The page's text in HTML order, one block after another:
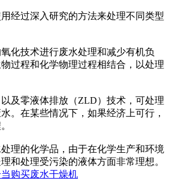
过深入研究的方法来处理不同类型
氧化技术进行废水处理和减少有机负
过程和化学物理过程相结合，以处理
零液体排放（ZLD）技术，可处理
。在某些情况下，如果经济上可行，
的化学品，由于在化学生产和环境
和处理受污染的液体方面非常理想。
购买废水干燥机